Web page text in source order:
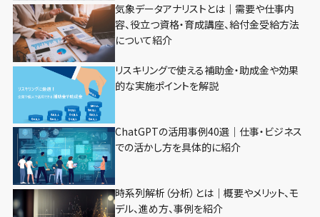
気象データアナリストとは｜需要や仕事内
容、役立つ資格・育成講座、給付金受給方法
について紹介
リスキリングで使える補助金・助成金や効果
的な実施ポイントを解説
ChatGPTの活用事例40選｜仕事・ビジネス
での活かし方を具体的に紹介
時系列解析（分析）とは｜概要やメリット、モ
デル、進め方、事例を紹介